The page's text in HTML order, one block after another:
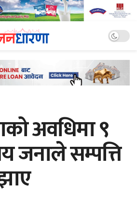
अवधिमा ९
जनाले सम्पत्ति